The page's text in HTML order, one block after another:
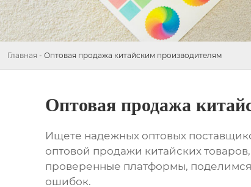
Главная - Оптовая продажа китайским производителям
Оптовая продажа
Ищете надежных оптовых
оптовой продажи китайских товаров
проверенные платформы,
ошибок.